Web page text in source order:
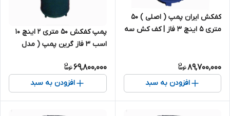
کفکش ایران پمپ ( اصلی ) ۵۰
متری ۵ اینچ ۳ فاز | کف کش سه
89,700,000
افزودن به سبد
پمپ کفکش 50 متری ۲ اینچ ۱۰
اسب ۳ فاز گرین پمپ ( مدل
69,800,000
افزودن به سبد